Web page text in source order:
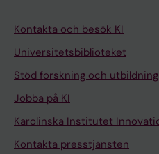
Kontakta och besök KI
Universitetsbiblioteket
Stöd forskning och utbildning
Jobba på KI
Karolinska Institutet
Kontakta presstjänsten